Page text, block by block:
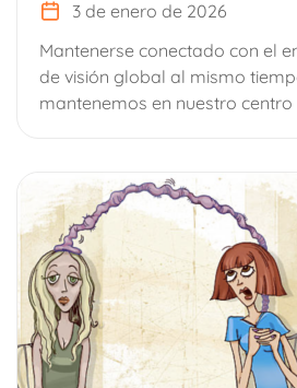
3 de enero de 2026
Mantenerse conectado con el
de visión global al mismo
mantenemos en nuestro centro